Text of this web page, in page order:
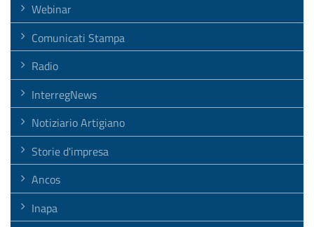
Webinar
Comunicati Stampa
Radio
InterregNews
Notiziario Artigiano
Storie d'impresa
Ancos
Inapa